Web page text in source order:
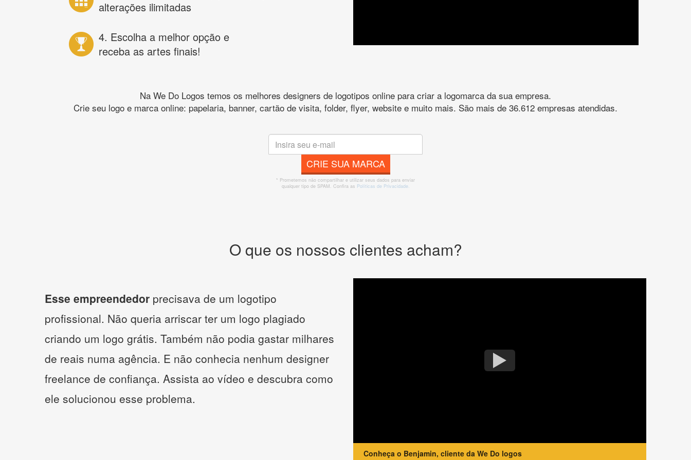
alterações ilimitadas
4. Escolha a melhor opção e
receba as artes finais!
Na We Do Logos temos os melhores designers de logotipos online para criar a logomarca da sua empresa.
Crie seu logo e marca online: papelaria, banner, cartão de visita, folder, flyer, website e muito mais. São mais de 36.612 empresas atendidas.
CRIE SUA MARCA
* Prometemos não compartilhar e utilizar seus dados para enviar
qualquer tipo de SPAM. Confira as Políticas de Privacidade.
O que os nossos clientes acham?
Esse empreendedor precisava de um logotipo
profissional. Não queria arriscar ter um logo plagiado
criando um logo grátis. Também não podia gastar milhares
de reais numa agência. E não conhecia nenhum designer
freelance de confiança. Assista ao vídeo e descubra como
ele solucionou esse problema.
Conheça o Benjamin, cliente da We Do logos